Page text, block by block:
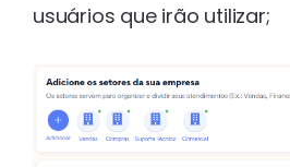
usuários que irão utilizar;